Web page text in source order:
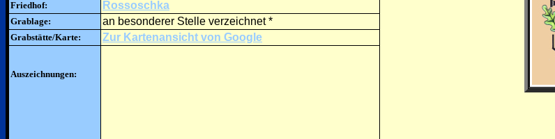
Friedhof:
Rossoschka
Grablage: an besonderer Stelle verzeichnet *
Grabstätte/Karte: Zur Kartenansicht von Google
Auszeichnungen: